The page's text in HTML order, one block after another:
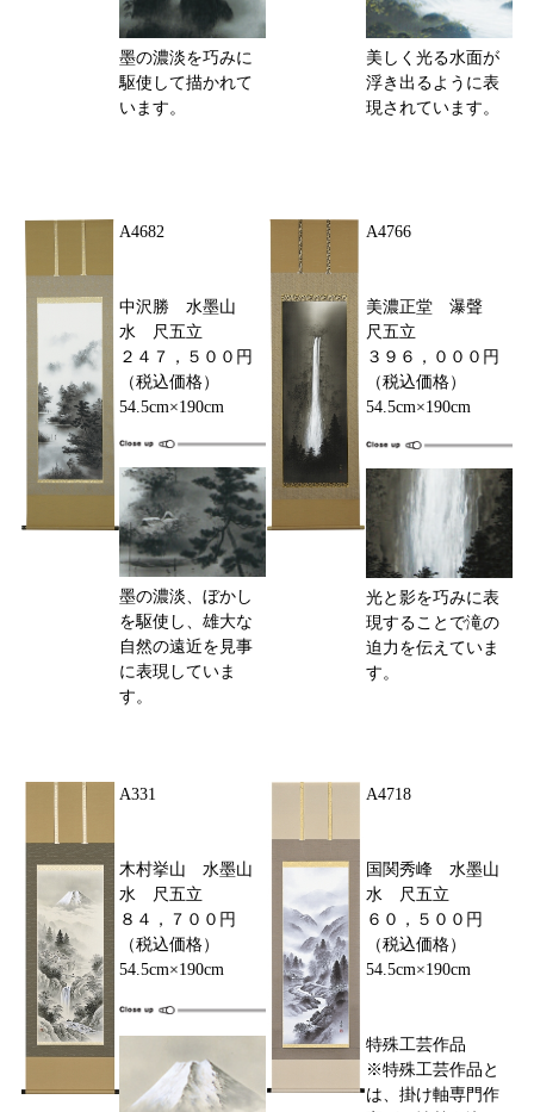
墨の濃淡を巧みに
駆使して描かれて
います。
美しく光る水面が
浮き出るように表
現されています。
A4682
中沢勝 水墨山
水 尺五立
２４７，５００円
（税込価格）
54.5cm×190cm
墨の濃淡、ぼかし
を駆使し、雄大な
自然の遠近を見事
に表現していま
す。
A4766
美濃正堂 瀑聲
尺五立
３９６，０００円
（税込価格）
54.5cm×190cm
光と影を巧みに表
現することで滝の
迫力を伝えていま
す。
A331
木村挙山 水墨山
水 尺五立
８４，７００円
（税込価格）
54.5cm×190cm
A4718
国関秀峰 水墨山
水 尺五立
６０，５００円
（税込価格）
54.5cm×190cm
特殊工芸作品
※特殊工芸作品と
は、掛け軸専門作